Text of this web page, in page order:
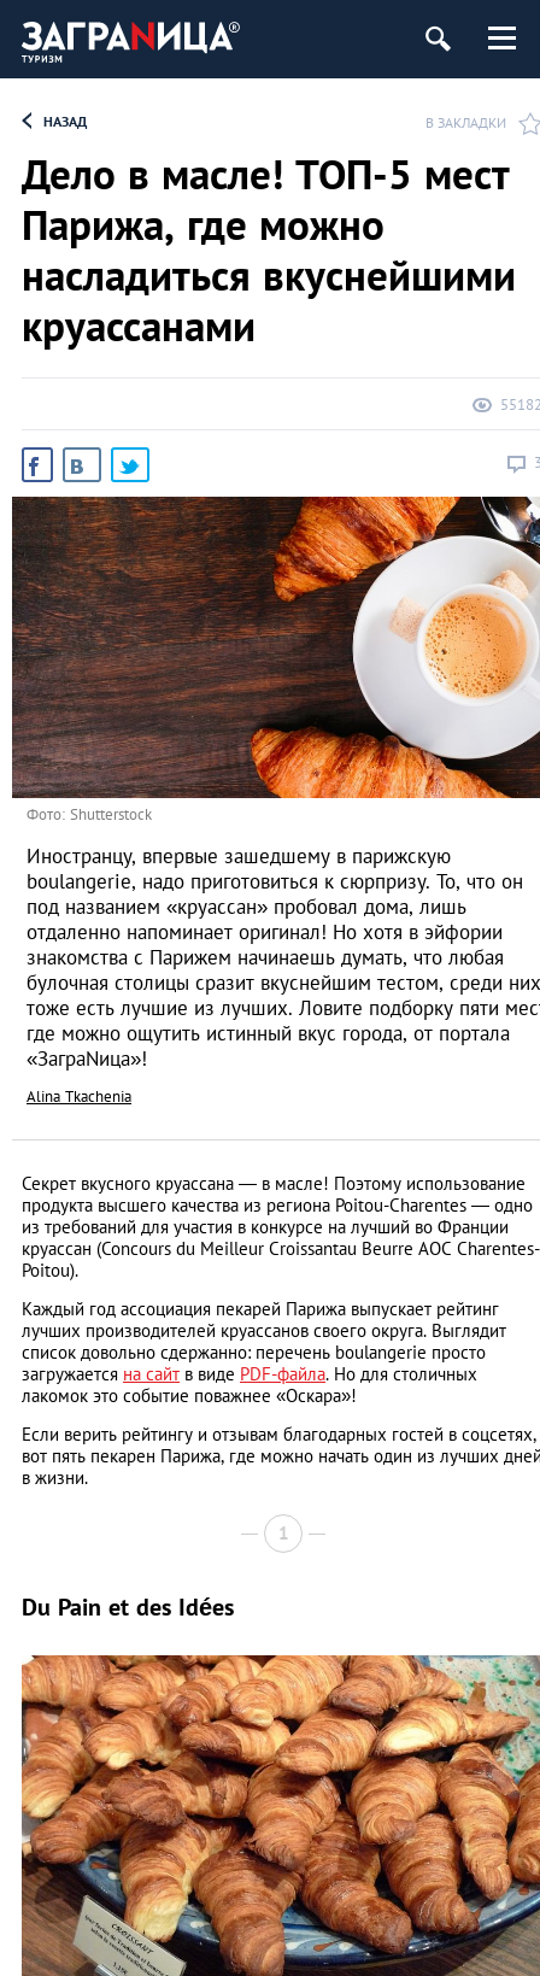
НАЗАД В ЗАКЛАДКИ
Дело в масле! ТОП-5 мест
Парижа, где можно
насладиться вкуснейшими
круассанами
Фото: Shutterstock
Иностранцу, впервые зашедшему в парижскую
boulangerie, надо приготовиться к сюрпризу. То, что он
под названием «круассан» пробовал дома, лишь
отдаленно напоминает оригинал! Но хотя в эйфории
знакомства с Парижем начинаешь думать, что любая
булочная столицы сразит вкуснейшим тестом, среди них
тоже есть лучшие из лучших. Ловите подборку пяти
где можно ощутить истинный вкус города, от портала
«ЗаграNица»!
Alina Tkachenia
Секрет вкусного круассана — в масле! Поэтому использование
продукта высшего качества из региона Poitou-Charentes ― одно
из требований для участия в конкурсе на лучший во Франции
круассан (Concours du Meilleur Croissantau Beurre AOC Charentes-
Poitou).
Каждый год ассоциация пекарей Парижа выпускает рейтинг
лучших производителей круассанов своего округа. Выглядит
список довольно сдержанно: перечень boulangerie просто
загружается на сайт в виде PDF-файла. Но для столичных
лакомок это событие поважнее «Оскара»!
Если верить рейтингу и отзывам благодарных гостей в соцсетях,
вот пять пекарен Парижа, где можно начать один из лучших
в жизни.
1
Du Pain et des Idées